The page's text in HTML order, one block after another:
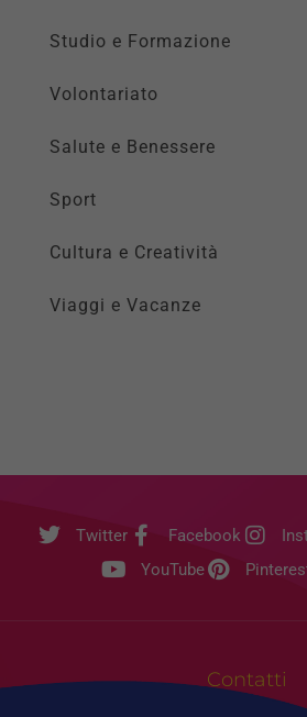
Studio e Formazione
Volontariato
Salute e Benessere
Sport
Cultura e Creatività
Viaggi e Vacanze
Twitter Facebook
YouTube
Contatti